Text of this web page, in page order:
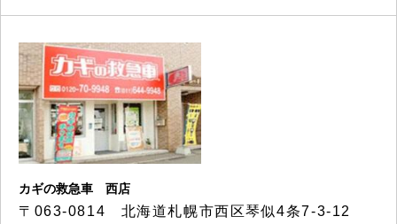
カギの救急車 西店
〒063-0814 北海道札幌市西区琴似4条7-3-12